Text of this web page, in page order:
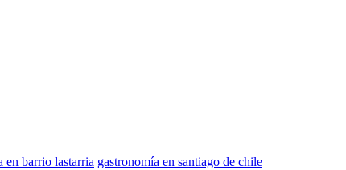
en barrio lastarria gastronomía en santiago de chile